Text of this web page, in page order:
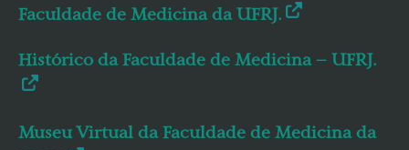
Faculdade de Medicina da UFRJ.
Histórico da Faculdade de Medicina – UFRJ.
Museu Virtual da Faculdade de Medicina da